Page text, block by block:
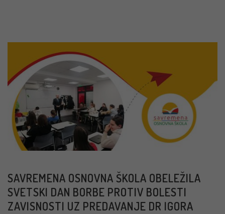
SAVREMENA OSNOVNA ŠKOLA OBELEŽILA
SVETSKI DAN BORBE PROTIV BOLESTI
ZAVISNOSTI UZ PREDAVANJE DR IGORA